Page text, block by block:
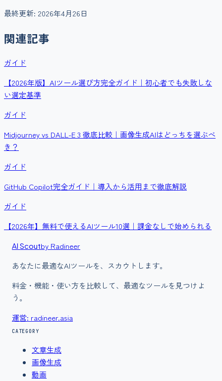
最終更新: 2026年4月26日
関連記事
ガイド
【2026年版】AIツール選び方完全ガイド｜初心者でも失敗しな
い選定基準
ガイド
Midjourney vs DALL-E 3 徹底比較｜画像生成AIはどっちを選ぶべ
き？
ガイド
GitHub Copilot完全ガイド｜導入から活用まで徹底解説
ガイド
【2026年】無料で使えるAIツール10選｜課金なしで始められる
AI Scoutby Radineer
あなたに最適なAIツールを、スカウトします。
料金・機能・使い方を比較して、最適なツールを見つけよ
う。
運営: radineer.asia
CATEGORY
文章生成
画像生成
動画